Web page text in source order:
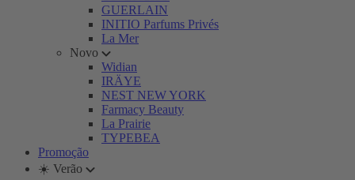
GUERLAIN
INITIO Parfums Privés
La Mer
Novo
Widian
IRÄYE
NEST NEW YORK
Farmacy Beauty
La Prairie
TYPEBEA
Promoção
☀️ Verão